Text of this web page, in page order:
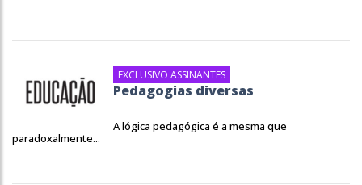
EXCLUSIVO ASSINANTES
Pedagogias diversas
A lógica pedagógica é a mesma que
paradoxalmente...